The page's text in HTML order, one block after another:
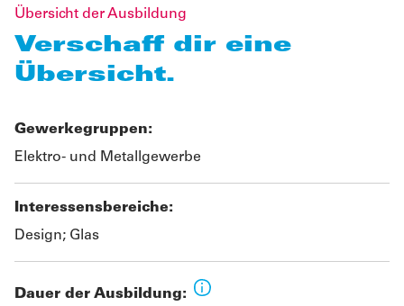
Übersicht der Ausbildung
Verschaff dir eine
Übersicht.
Gewerkegruppen:
Elektro- und Metallgewerbe
Interessensbereiche:
Design; Glas
Dauer der Ausbildung: